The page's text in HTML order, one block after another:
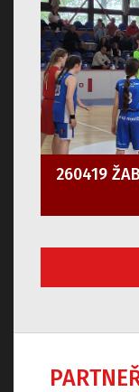
260419